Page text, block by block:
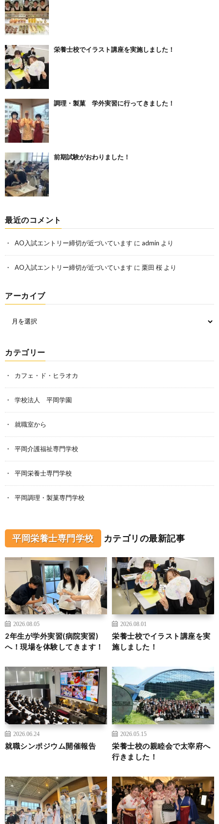
栄養士校でイラスト講座を実施しました！
調理・製菓 学外実習に行ってきました！
前期試験がおわりました！
最近のコメント
AO入試エントリー締切が近づいています に admin より
AO入試エントリー締切が近づいています に 栗田 桜 より
アーカイブ
カテゴリー
カフェ・ド・ヒラオカ
学校法人 平岡学園
就職室から
平岡介護福祉専門学校
平岡栄養士専門学校
平岡調理・製菓専門学校
平岡栄養士専門学校 カテゴリの最新記事
2026.08.05
2年生が学外実習(病院実習)
へ！現場を体験してきます！
2026.08.01
栄養士校でイラスト講座を実
施しました！
2026.06.24
就職シンポジウム開催報告
2026.05.15
栄養士校の親睦会で太宰府へ
行きました！